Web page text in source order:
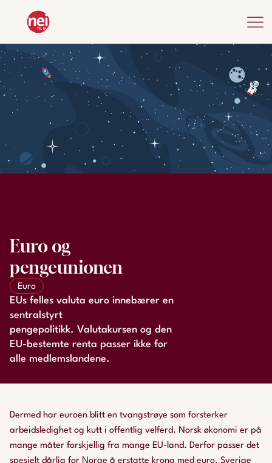
Euro og
pengeunionen
Euro
EUs felles valuta euro innebærer en
sentralstyrt
pengepolitikk. Valutakursen og den
EU-bestemte renta passer ikke for
alle medlemslandene.
Dermed har euroen blitt en tvangstrøye som forsterker
arbeidsledighet og kutt i offentlig velferd. Norsk økonomi er på
mange måter forskjellig fra mange EU-land. Derfor passer det
spesielt dårlig for Norge å erstatte krona med euro. Sverige